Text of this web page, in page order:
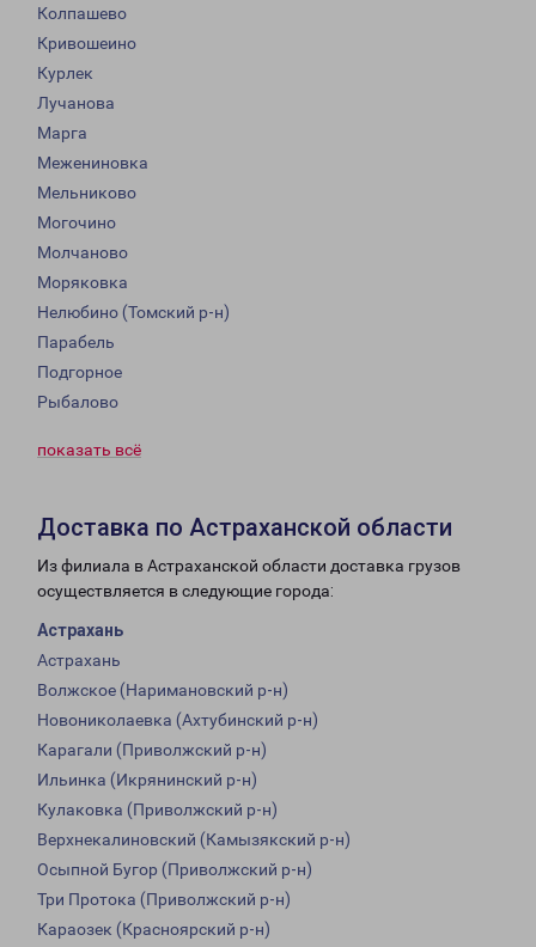
Колпашево
Кривошеино
Курлек
Лучанова
Марга
Межениновка
Мельниково
Могочино
Молчаново
Моряковка
Нелюбино (Томский р-н)
Парабель
Подгорное
Рыбалово
показать всё
Доставка по Астраханской области
Из филиала в Астраханской области доставка грузов
осуществляется в следующие города:
Астрахань
Астрахань
Волжское (Наримановский р-н)
Новониколаевка (Ахтубинский р-н)
Карагали (Приволжский р-н)
Ильинка (Икрянинский р-н)
Кулаковка (Приволжский р-н)
Верхнекалиновский (Камызякский р-н)
Осыпной Бугор (Приволжский р-н)
Три Протока (Приволжский р-н)
Караозек (Красноярский р-н)